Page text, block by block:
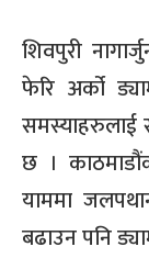
शिवपुरी
फेरि अर्को
समस्याहरुलाई
छ ।
याममा
बढाउन पनि